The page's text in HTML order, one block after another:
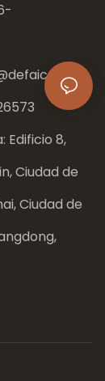
Edificio 8,
Ciudad de
Ciudad de